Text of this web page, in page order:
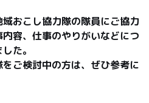
おこし協力隊の隊員にご協力
容、仕事のやりがいなどにつ
た。
ご検討中の方は、ぜひ参考に